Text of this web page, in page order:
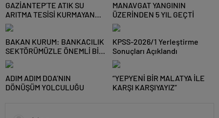
GAZİANTEP’TE ATIK SU
ARITMA TESİSİ KURMAYAN
NİZİP OSB’YE CEZA
MANAVGAT YANGININ
ÜZERİNDEN 5 YIL GEÇTİ
BAKAN KURUM: BANKACILIK
SEKTÖRÜMÜZLE ÖNEMLİ BİR
ADIM ATTIK
KPSS-2026/1 Yerleştirme
Sonuçları Açıklandı
ADIM ADIM DOA’NIN
DÖNÜŞÜM YOLCULUĞU
“YEPYENİ BİR MALATYA İLE
KARŞI KARŞIYAYIZ”